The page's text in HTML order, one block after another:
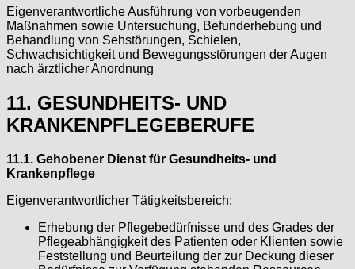
Eigenverantwortliche Ausführung von vorbeugenden
Maßnahmen sowie Untersuchung, Befunderhebung und
Behandlung von Sehstörungen, Schielen,
Schwachsichtigkeit und Bewegungsstörungen der Augen
nach ärztlicher Anordnung
11. GESUNDHEITS- UND
KRANKENPFLEGEBERUFE
11.1. Gehobener Dienst für Gesundheits- und
Krankenpflege
Eigenverantwortlicher Tätigkeitsbereich:
Erhebung der Pflegebedürfnisse und des Grades der
Pflegeabhängigkeit des Patienten oder Klienten sowie
Feststellung und Beurteilung der zur Deckung dieser